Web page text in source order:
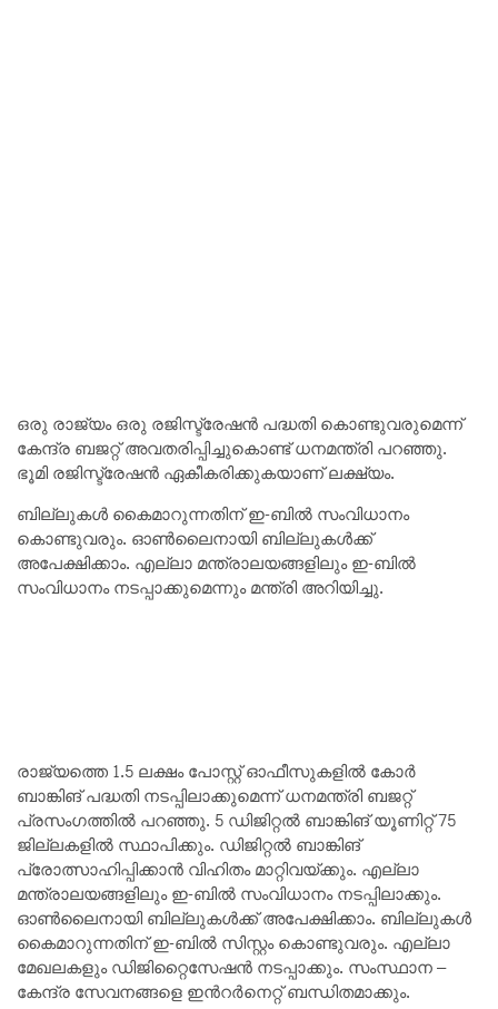
ഒരു രാജ്യം ഒരു രജിസ്ട്രേഷൻ പദ്ധതി കൊണ്ടുവരുമെന്ന്
കേന്ദ്ര ബജറ്റ് അവതരിപ്പിച്ചുകൊണ്ട് ധനമന്ത്രി പറഞ്ഞു.
ഭൂമി രജിസ്ട്രേഷന്‍ ഏകീകരിക്കുകയാണ് ലക്ഷ്യം.
ബില്ലുകൾ കൈമാറുന്നതിന് ഇ-ബിൽ സംവിധാനം
കൊണ്ടുവരും. ഓണ്‍ലൈനായി ബില്ലുകൾക്ക്
അപേക്ഷിക്കാം. എല്ലാ മന്ത്രാലയങ്ങളിലും ഇ-ബിൽ
സംവിധാനം നടപ്പാക്കുമെന്നും മന്ത്രി അറിയിച്ചു.
രാജ്യത്തെ 1.5 ലക്ഷം പോസ്റ്റ് ഓഫീസുകളില്‍ കോർ
ബാങ്കിങ് പദ്ധതി നടപ്പിലാക്കുമെന്ന് ധനമന്ത്രി ബജറ്റ്
പ്രസംഗത്തില്‍ പറഞ്ഞു. 5 ഡിജിറ്റൽ ബാങ്കിങ് യൂണിറ്റ് 75
ജില്ലകളിൽ സ്ഥാപിക്കും. ഡിജിറ്റല്‍ ബാങ്കിങ്
പ്രോത്സാഹിപ്പിക്കാന്‍ വിഹിതം മാറ്റിവയ്ക്കും. എല്ലാ
മന്ത്രാലയങ്ങളിലും ഇ-ബിൽ സംവിധാനം നടപ്പിലാക്കും.
ഓണ്‍ലൈനായി ബില്ലുകൾക്ക് അപേക്ഷിക്കാം. ബില്ലുകൾ
കൈമാറുന്നതിന് ഇ-ബിൽ സിസ്റ്റം കൊണ്ടുവരും. എല്ലാ
മേഖലകളും ഡിജിറ്റൈസേഷന്‍ നടപ്പാക്കും. സംസ്ഥാന –
കേന്ദ്ര സേവനങ്ങളെ ഇന്‍റർനെറ്റ് ബന്ധിതമാക്കും.